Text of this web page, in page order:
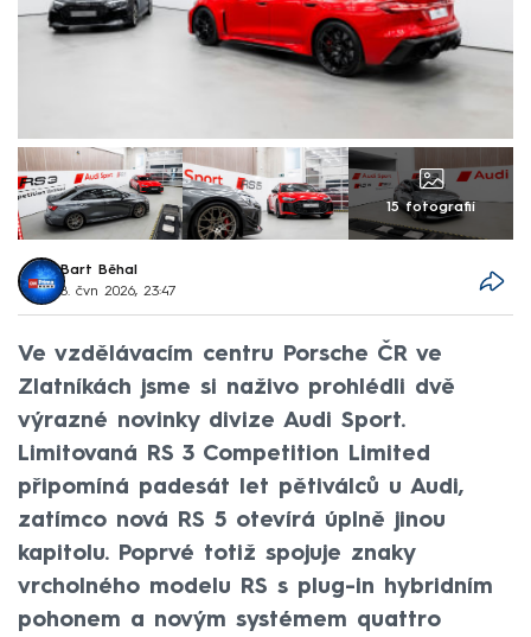
15 fotografií
Bart Běhal
8. čvn 2026, 23:47
Ve vzdělávacím centru Porsche ČR ve
Zlatníkách jsme si naživo prohlédli dvě
výrazné novinky divize Audi Sport.
Limitovaná RS 3 Competition Limited
připomíná padesát let pětiválců u Audi,
zatímco nová RS 5 otevírá úplně jinou
kapitolu. Poprvé totiž spojuje znaky
vrcholného modelu RS s plug-in hybridním
pohonem a novým systémem quattro